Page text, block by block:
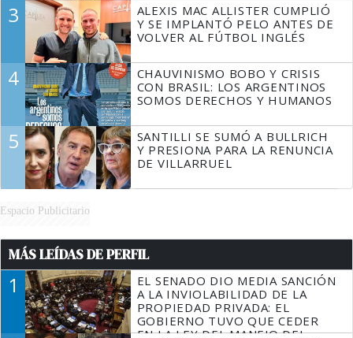
3
ALEXIS MAC ALLISTER CUMPLIÓ
Y SE IMPLANTÓ PELO ANTES DE
VOLVER AL FÚTBOL INGLÉS
4
CHAUVINISMO BOBO Y CRISIS
CON BRASIL: LOS ARGENTINOS
SOMOS DERECHOS Y HUMANOS
5
SANTILLI SE SUMÓ A BULLRICH
Y PRESIONA PARA LA RENUNCIA
DE VILLARRUEL
Espacio Publicitario
MÁS LEÍDAS DE PERFIL
1
EL SENADO DIO MEDIA SANCIÓN
A LA INVIOLABILIDAD DE LA
PROPIEDAD PRIVADA: EL
GOBIERNO TUVO QUE CEDER
EN LA LEY DEL MANEJO DEL